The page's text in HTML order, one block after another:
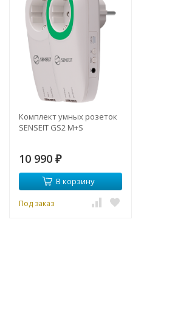
Комплект умных розеток
SENSEIT GS2 M+S
10 990 ₽
В корзину
Под заказ